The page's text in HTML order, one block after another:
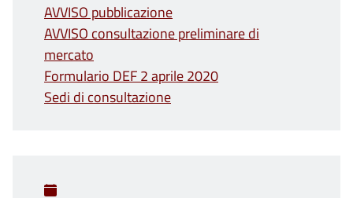
AVVISO pubblicazione
AVVISO consultazione preliminare di
mercato
Formulario DEF 2 aprile 2020
Sedi di consultazione